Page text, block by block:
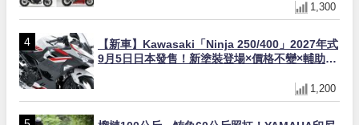
1,300
【新車】Kawasaki「Ninja 250/400」2027年式
9月5日日本發售！新塗裝登場×價格不變×輔助滑
1,200